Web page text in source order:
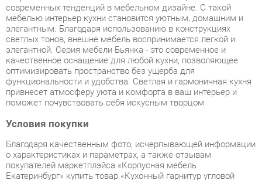
элегантной. Серия мебели Бьянка - это современное и
качественное оснащение для любой кухни, позволяющее
оптимизировать пространство без ущерба для
функциональности и удобства. Светлая и гармоничная кухня
привнесет атмосферу уюта и комфорта в ваш интерьер и
поможет почувствовать себя искусным творцом
Условия покупки
Благодаря качественным фото, исчерпывающей информации
о характеристиках и параметрах, а также отзывам
Екатеринбург» купить товар «Кухонный гарнитур угловой
комплекты производства Витра с доставкой из
Екатеринбурга по цене со скидкой и гарантией от
производителя не составит труда.